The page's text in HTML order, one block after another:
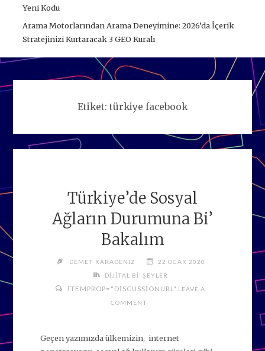
Yeni Kodu
Arama Motorlarından Arama Deneyimine: 2026’da İçerik
Stratejinizi Kurtaracak 3 GEO Kuralı
Etiket: türkiye facebook
Türkiye’de Sosyal
Ağların Durumuna Bi’
Bakalım
DEMET KARADENIZ
22 OCAK 2020
DIJITAL BI’ ŞEYLER
ITEMPROP="DISCUSSIONURL" LEAVE A
COMMENT
Geçen yazımızda ülkemizin, internet